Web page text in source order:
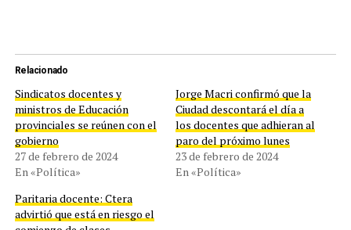
Relacionado
Sindicatos docentes y
ministros de Educación
provinciales se reúnen con el
gobierno
27 de febrero de 2024
En «Política»
Jorge Macri confirmó que la
Ciudad descontará el día a
los docentes que adhieran al
paro del próximo lunes
23 de febrero de 2024
En «Política»
Paritaria docente: Ctera
advirtió que está en riesgo el